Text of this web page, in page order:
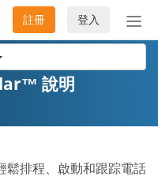
切
換
登入
註冊
說明
排程、啟動和跟踪電話